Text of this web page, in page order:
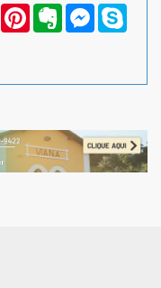
LinkedInPinterestEvernoteMessenger